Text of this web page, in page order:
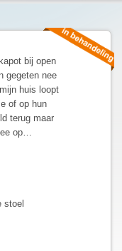
bij open
gegeten nee
huis loopt
of op hun
terug maar
op…
stoel